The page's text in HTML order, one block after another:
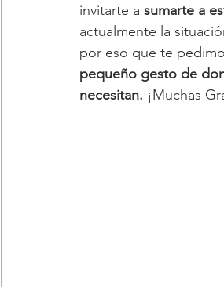
invitarte a sumarte a
actualmente la
por eso que te
pequeño gesto de
necesitan. ¡Muchas